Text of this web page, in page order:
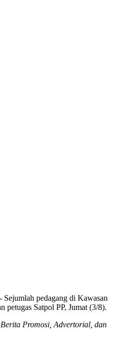
Sejumlah pedagang di Kawasan
petugas Satpol PP, Jumat (3/8).
Berita Promosi, Advertorial, dan